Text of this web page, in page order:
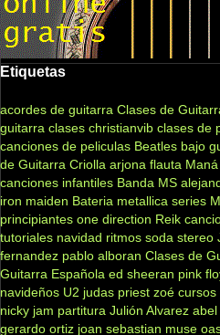
Etiquetas
acordes de guitarra Clases de
guitarra clases christianvib clases de
canciones de peliculas Beatles bajo
de Guitarra Criolla arjona flauta Maná
canciones infantiles Banda MS
iron maiden Bateria metallica series
principiantes one direction Reik
tutoriales navidad ritmos soda stereo
fernandez pablo alboran Clases de
Guitarra Española ed sheeran pink
navideños U2 judas priest zoé cursos
nicky jam partitura Julión Alvarez abel
gerardo ortiz joan sebastian muse